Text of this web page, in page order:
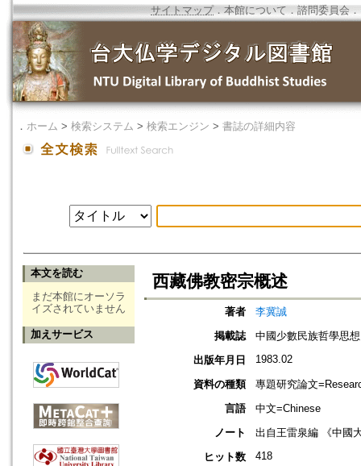
サイトマップ．本館について ． 諮問委員会 ．
． ホーム > 検索システム > 検索エンジン > 書誌の詳細内容
本文を読む
まだ本館にオーソラ
イズされていません
加えサービス
西藏佛教密宗概述
著者
李冀誠
掲載誌
中國少數民族哲學思
出版年月日
1983.02
資料の種類
專題研究論文
言語
中文=Chinese
ノート
出自王雷泉編 《中國
ヒット数
418